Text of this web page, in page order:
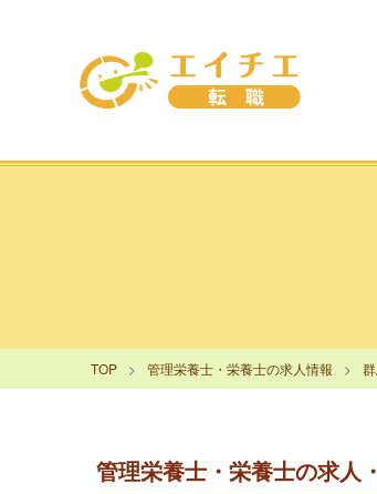
TOP 管理栄養士・栄養士の求人情報
管理栄養士・栄養士の求人